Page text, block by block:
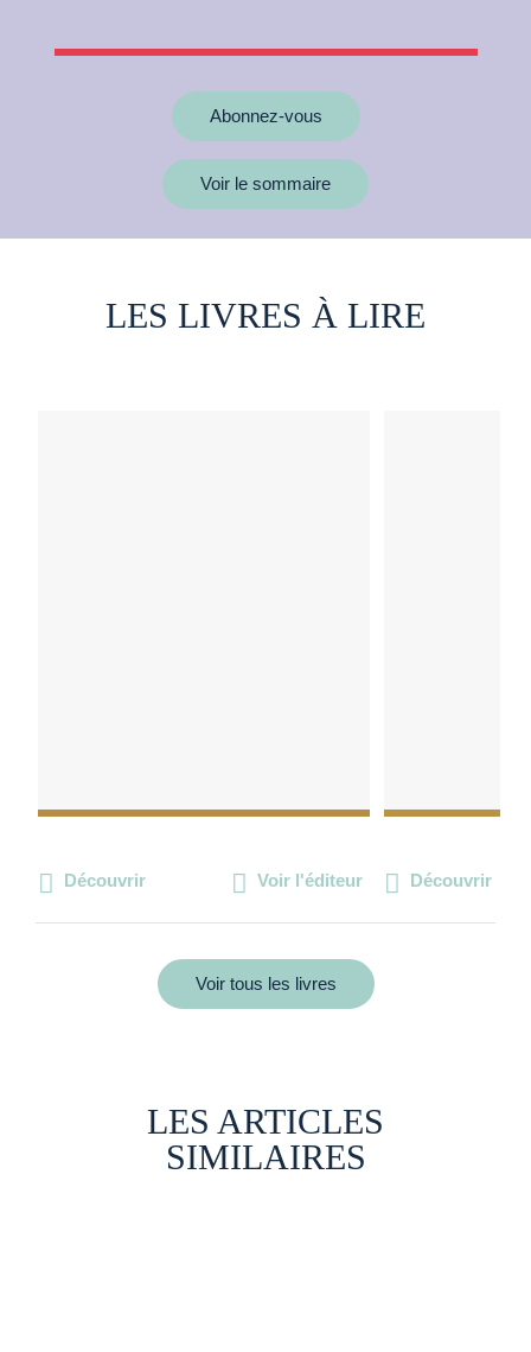
Abonnez-vous
Voir le sommaire
LES LIVRES À LIRE
Découvrir Voir l'éditeur Découvrir
Voir tous les livres
LES ARTICLES
SIMILAIRES